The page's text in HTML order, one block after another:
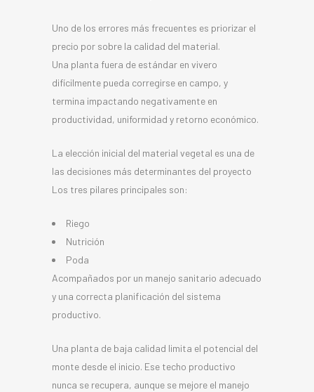
Uno de los errores más frecuentes es priorizar el
precio por sobre la calidad del material.
Una planta fuera de estándar en vivero
difícilmente pueda corregirse en campo, y
termina impactando negativamente en
productividad, uniformidad y retorno económico.
La elección inicial del material vegetal es una de
las decisiones más determinantes del proyecto
Los tres pilares principales son:
Riego
Nutrición
Poda
Acompañados por un manejo sanitario adecuado
y una correcta planificación del sistema
productivo.
Una planta de baja calidad limita el potencial del
monte desde el inicio. Ese techo productivo
nunca se recupera, aunque se mejore el manejo